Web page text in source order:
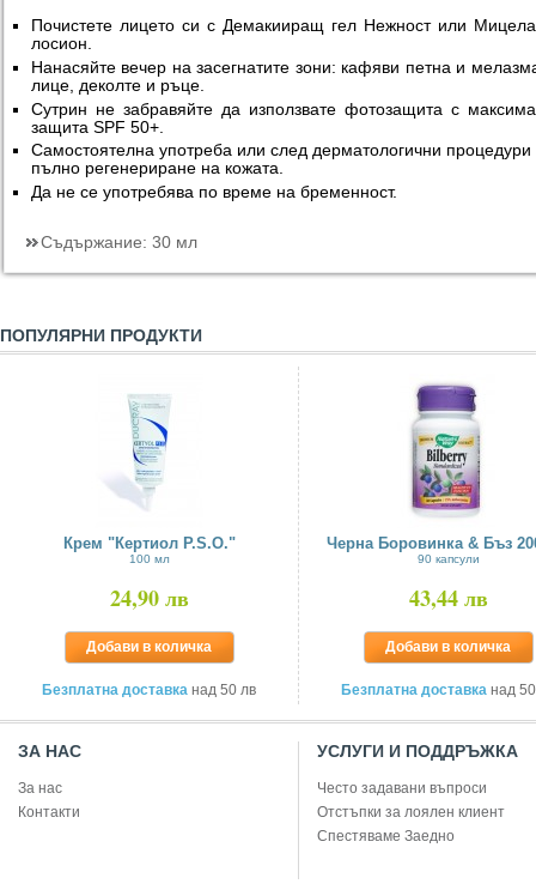
Почистете лицето си с Демакииращ гел Нежност или
лосион.
Нанасяйте вечер на засегнатите зони: кафяви петна и
лице, деколте и ръце.
Сутрин не забравяйте да използвате фотозащита с
защита SPF 50+.
Самостоятелна употреба или след дерматологични процедури
пълно регенериране на кожата.
Да не се употребява по време на бременност.
Съдържание: 30 мл
ПОПУЛЯРНИ ПРОДУКТИ
Крем "Кертиол P.S.O."
100 мл
24,90 лв
Добави в количка
Безплатна доставка над 50 лв
Черна Боровинка & Бъз
90 капсули
43,44 лв
Добави в количка
Безплатна доставка над
ЗА НАС
За нас
Контакти
УСЛУГИ И ПОДДРЪЖКА
Често задавани въпроси
Отстъпки за лоялен клиент
Спестяваме Заедно